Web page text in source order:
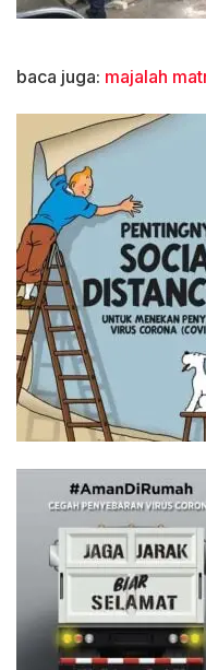
baca juga: majalah